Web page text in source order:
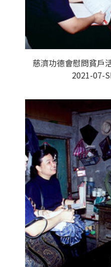
慈濟功德會慰問貧戶
2021-07-